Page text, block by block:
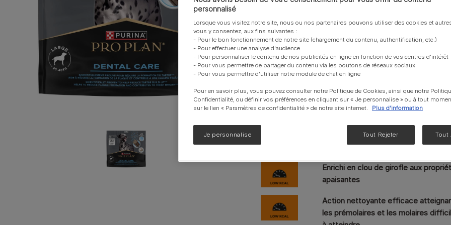
Voir notre gamme de produits pour chiens
Liveclear®
EN Gastrointestinal
UR santé Urinaire
Voir notre gamme de produits pour chats
certification VOHC® pour son efficacité sur le
unique et à sa texture alvéolée spécifique, il atteint
vulnérables à la formation de la plaque et du tartre.
girofle, un ingrédient naturel fréquemment utilisé en
antibactériennes, pour une friandise savoureuse, qui
du tartre.
Réduction de l’accumulation de
soins dentaires
Formulé pour réduire l'accumulation
tartre et favoriser l'hygiène dentaire.
Enrichi en clou de girofle aux
apaisantes
Action nettoyante efficace
les prémolaires et les molaires
personnalisé
Lorsque vous visitez notre site, nous ou nos partenaires pouvons utiliser des cookies et
vous y consentez, aux fins suivantes :
- Pour le bon fonctionnement de notre site (chargement du contenu, authentification, etc.)
- Pour effectuer une analyse d'audience
- Pour personnaliser le contenu de nos publicités en ligne en fonction de vos centres d'intérêt
- Pour vous permettre de partager du contenu via les boutons de réseaux sociaux
- Pour vous permettre d'utiliser notre module de chat en ligne
Pour en savoir plus, vous pouvez consulter notre Politique de Cookies, ainsi que notre
Confidentialité, ou définir vos préférences en cliquant sur « Je personnalise » ou à tout
sur le lien « Paramètres de confidentialité » de notre site internet.
Plus d'information
Je personnalise Tout Rejeter Tout